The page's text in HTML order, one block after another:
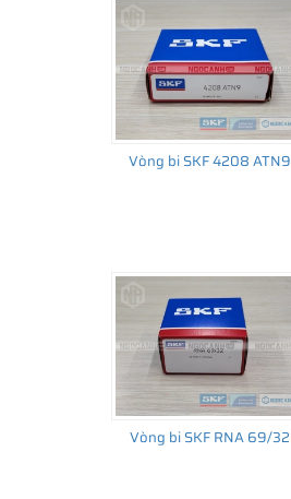
Vòng bi SKF 4208 ATN9
Vòng bi SKF RNA 69/32